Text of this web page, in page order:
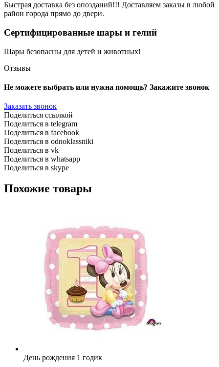
Быстрая доставка без опозданий!!! Доставляем заказы в любой
район города прямо до двери.
Сертифицированные шары и гелий
Шары безопасны для детей и животных!
Отзывы
Не можете выбрать или нужна помощь? Закажите звонок
Заказать звонок
Поделиться ссылкой
Поделиться в telegram
Поделиться в facebook
Поделиться в odnoklassniki
Поделиться в vk
Поделиться в whatsapp
Поделиться в skype
Похожие товары
День рождения 1 годик